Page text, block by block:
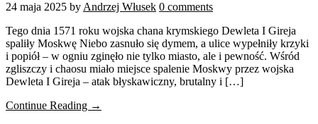
24 maja 2025 by Andrzej Włusek 0 comments
Tego dnia 1571 roku wojska chana krymskiego Dewleta I Gireja
spaliły Moskwę Niebo zasnuło się dymem, a ulice wypełniły krzyki
i popiół – w ogniu zginęło nie tylko miasto, ale i pewność. Wśród
zgliszczy i chaosu miało miejsce spalenie Moskwy przez wojska
Dewleta I Gireja – atak błyskawiczny, brutalny i […]
Continue Reading →